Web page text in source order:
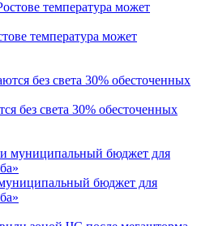
температура может
без света 30% обесточенных
бюджет для